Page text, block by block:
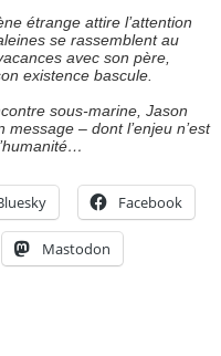
étrange attire l’attention
se rassemblent au
avec son père,
existence bascule.
sous-marine, Jason
message – dont l’enjeu n’est
Facebook
Mastodon